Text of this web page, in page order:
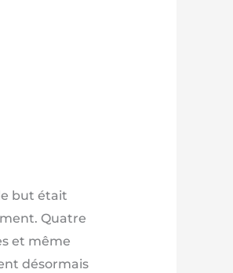
but était
Quatre
et même
désormais